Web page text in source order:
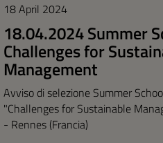
18 April 2024
18.04.2024 Summer
Challenges for
Management
Avviso di selezione Summer
"Challenges for Sustainable
- Rennes (Francia)